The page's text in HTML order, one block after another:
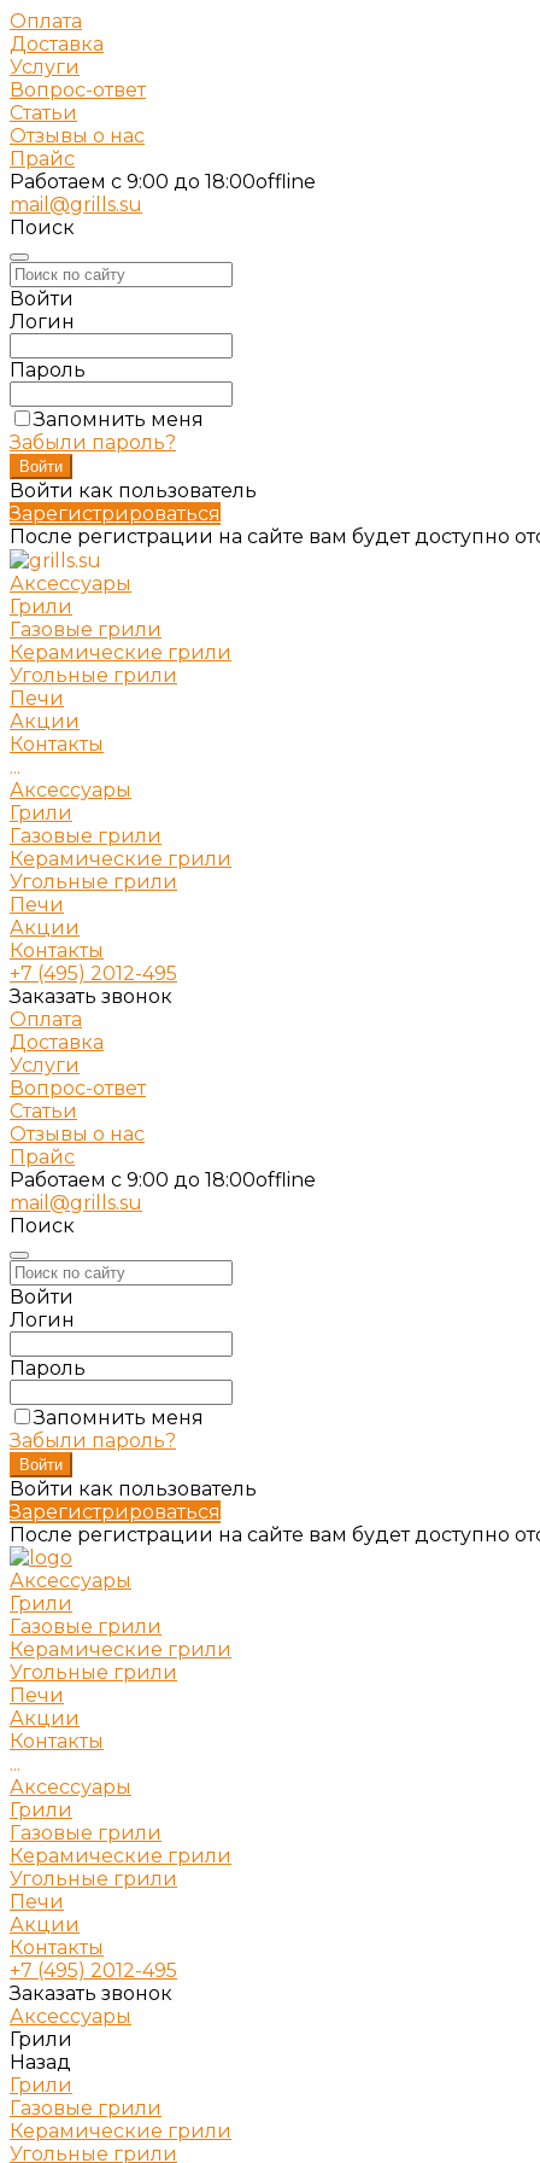
Оплата
Доставка
Услуги
Вопрос-ответ
Статьи
Отзывы о нас
Прайс
Работаем c 9:00 до 18:00offline
mail@grills.su
Поиск
Войти
Логин
Пароль
Запомнить меня
Забыли пароль?
Войти как пользователь
Зарегистрироваться
После регистрации на сайте вам будет доступно
Аксессуары
Грили
Газовые грили
Керамические грили
Угольные грили
Печи
Акции
Контакты
...
Аксессуары
Грили
Газовые грили
Керамические грили
Угольные грили
Печи
Акции
Контакты
+7 (495) 2012-495
Заказать звонок
Оплата
Доставка
Услуги
Вопрос-ответ
Статьи
Отзывы о нас
Прайс
Работаем c 9:00 до 18:00offline
mail@grills.su
Поиск
Войти
Логин
Пароль
Запомнить меня
Забыли пароль?
Войти как пользователь
Зарегистрироваться
После регистрации на сайте вам будет доступно
Аксессуары
Грили
Газовые грили
Керамические грили
Угольные грили
Печи
Акции
Контакты
...
Аксессуары
Грили
Газовые грили
Керамические грили
Угольные грили
Печи
Акции
Контакты
+7 (495) 2012-495
Заказать звонок
Аксессуары
Грили
Назад
Грили
Газовые грили
Керамические грили
Угольные грили